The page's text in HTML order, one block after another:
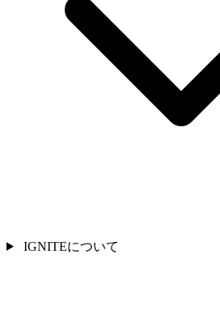
IGNITEについて